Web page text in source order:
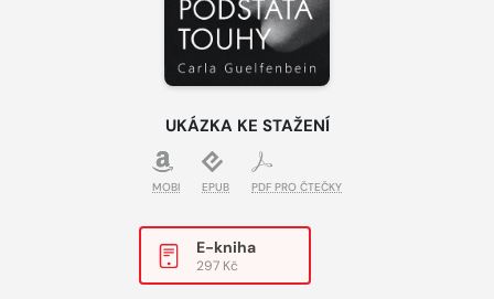
UKÁZKA KE STAŽENÍ
MOBI EPUB PDF PRO ČTEČKY
E-kniha
297 Kč